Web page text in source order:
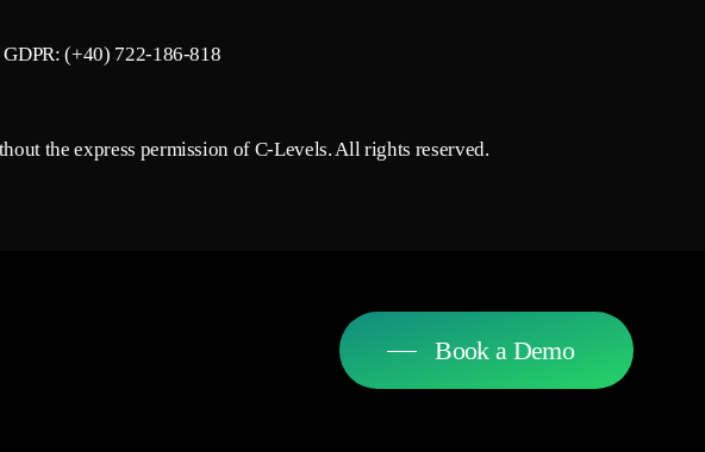
(+40) 722-186-818
the express permission of C-Levels. All rights reserved.
Book a Demo